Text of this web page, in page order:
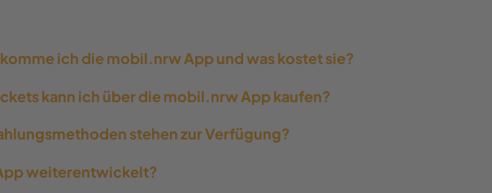
ich die mobil.nrw App und was kostet sie?
kann ich über die mobil.nrw App kaufen?
stehen zur Verfügung?
weiterentwickelt?